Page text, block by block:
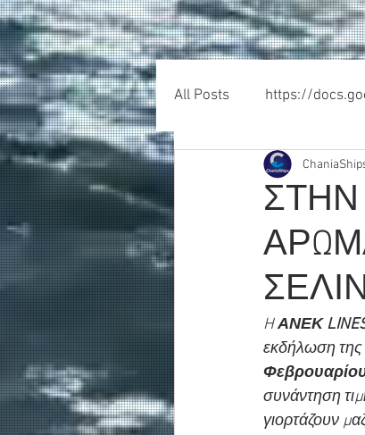
All Posts https://
ΣΤΗΝ
H ΑΝΕΚ
εκδήλωση της
συνάντηση
γιορτάζουν